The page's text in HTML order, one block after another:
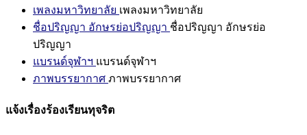
เพลงมหาวิทยาลัย เพลงมหาวิทยาลัย
ชื่อปริญญา อักษรย่อปริญญา ชื่อปริญญา อักษรย่อ
ปริญญา
แบรนด์จุฬาฯ แบรนด์จุฬาฯ
ภาพบรรยากาศ ภาพบรรยากาศ
แจ้งเรื่องร้องเรียนทุจริต